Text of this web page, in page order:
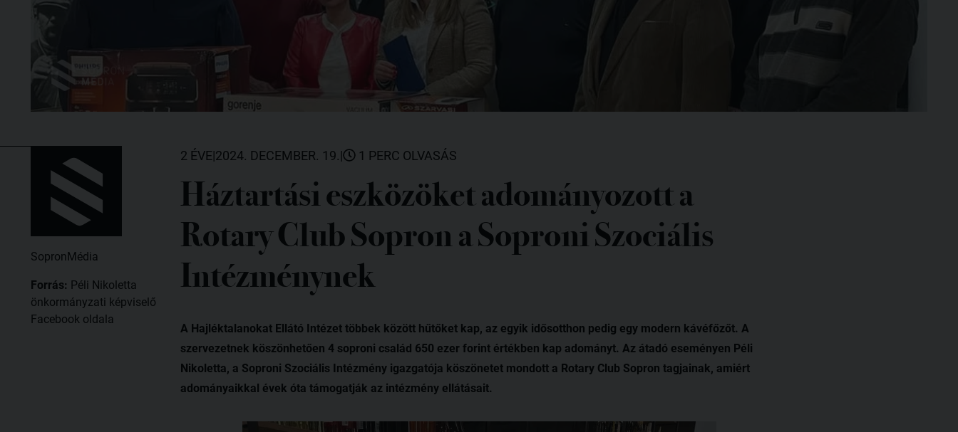
SopronMédia
Forrás: Péli Nikoletta
önkormányzati képviselő
Facebook oldala
2 ÉVE|2024. DECEMBER. 19.| 1 PERC OLVASÁS
Háztartási eszközöket adományozott a
Rotary Club Sopron a Soproni Szociális
Intézménynek
A Hajléktalanokat Ellátó Intézet többek között hűtőket kap, az egyik idősotthon pedig egy modern kávéfőzőt. A
szervezetnek köszönhetően 4 soproni család 650 ezer forint értékben kap adományt. Az átadó eseményen Péli
Nikoletta, a Soproni Szociális Intézmény igazgatója köszönetet mondott a Rotary Club Sopron tagjainak, amiért
adományaikkal évek óta támogatják az intézmény ellátásait.